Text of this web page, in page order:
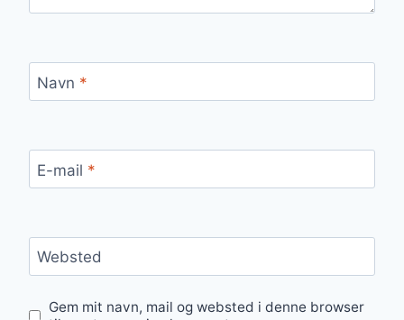
Navn *
E-mail *
Websted
Gem mit navn, mail og websted i denne browser